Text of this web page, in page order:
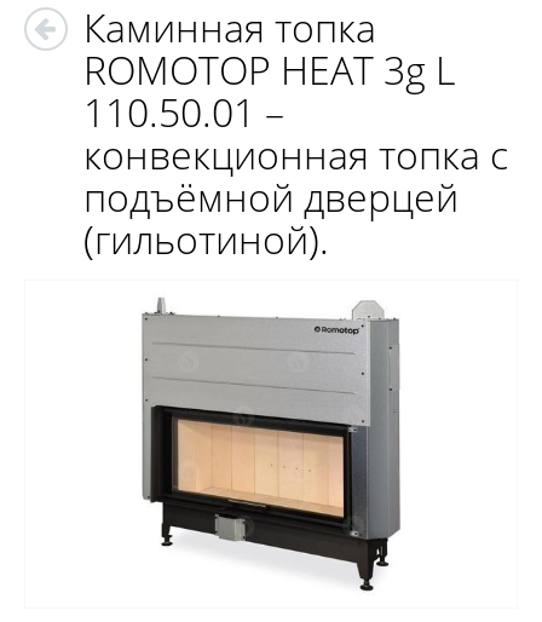
Каминная топка
ROMOTOP HEAT 3g L
110.50.01 –
конвекционная топка с
подъёмной дверцей
(гильотиной).